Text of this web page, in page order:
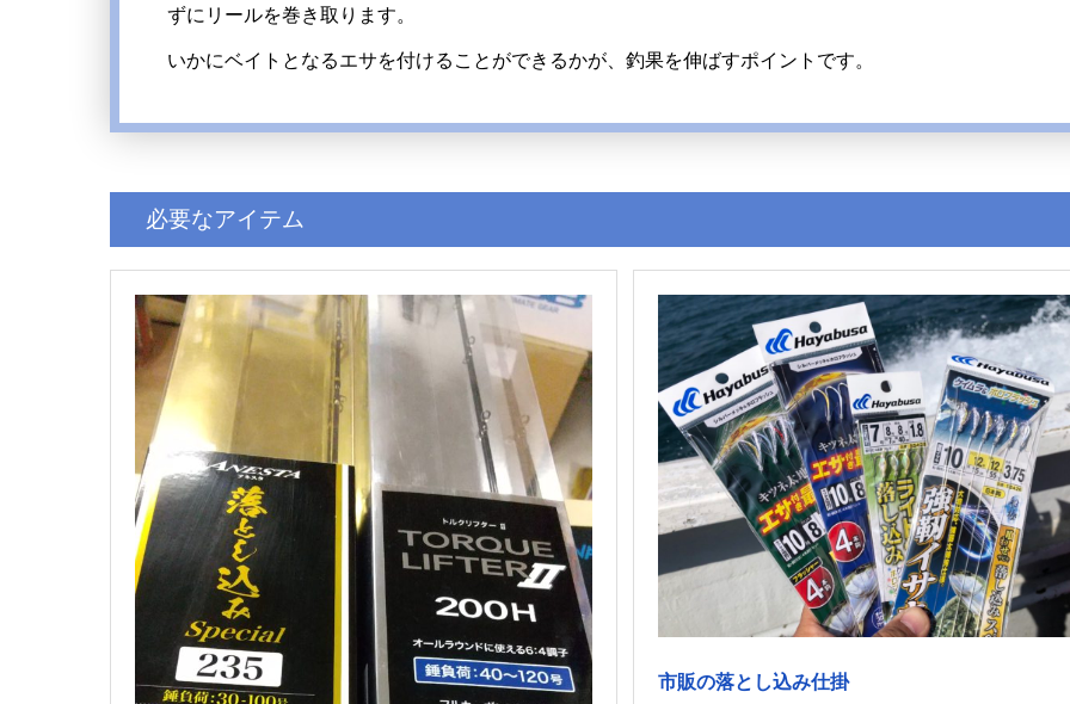
ずにリールを巻き取ります。
いかにベイトとなるエサを付けることができるかが、釣果を伸ばすポイントです。
必要なアイテム
市販の落とし込み仕掛